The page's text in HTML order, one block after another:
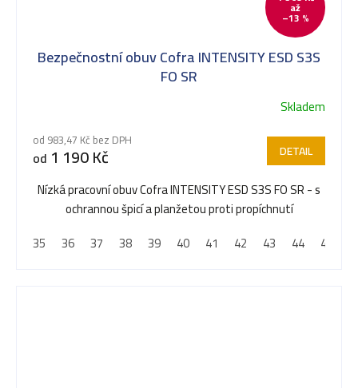
až
–13 %
Bezpečnostní obuv Cofra INTENSITY ESD S3S
FO SR
Skladem
od 983,47 Kč bez DPH
od 1 190 Kč DETAIL
Nízká pracovní obuv Cofra INTENSITY ESD S3S FO SR - s
ochrannou špicí a planžetou proti propíchnutí
35
36 37 38 39 40 41 42 43 44 45